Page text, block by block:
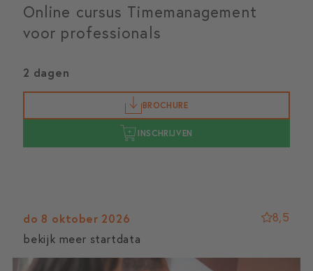
Online cursus Timemanagement
voor professionals
2 dagen
BROCHURE
INSCHRIJVEN
do 8 oktober 2026
bekijk meer startdata
8,5